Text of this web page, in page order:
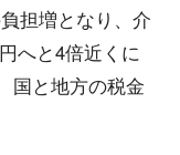
担増となり、介
へと4倍近くに
国と地方の税金